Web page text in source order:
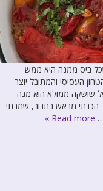
ביס ממנה היא ממש
העסיסי והמתובל יוצר
שושקה ממולא הוא מנה
הכנתי מראש בתנור, שמרתי
Read more »